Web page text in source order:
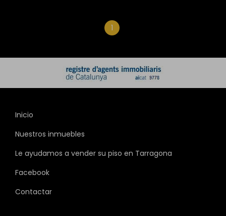
1
Inicio
Nuestros inmuebles
Le ayudamos a vender su piso en Tarragona
Facebook
Contactar